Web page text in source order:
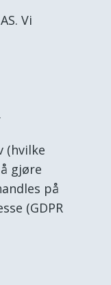
Vi
(hvilke
gjøre
på
(GDPR